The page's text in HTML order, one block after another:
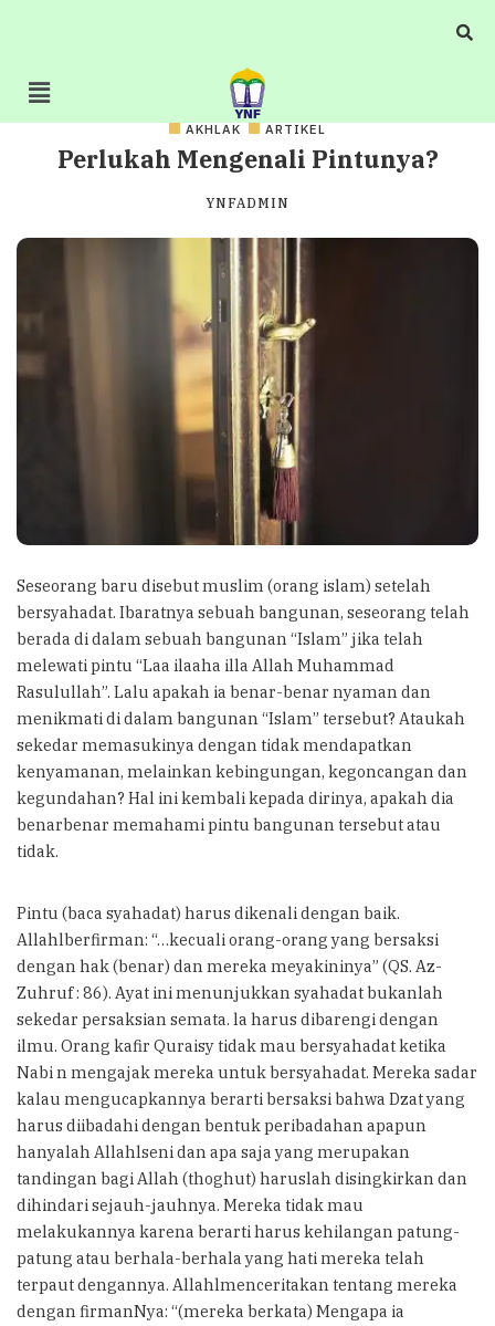
AKHLAK ARTIKEL
Perlukah Mengenali Pintunya?
YNFADMIN
Seseorang baru disebut muslim (orang islam) setelah
bersyahadat. Ibaratnya sebuah bangunan, seseorang telah
berada di dalam sebuah bangunan “Islam” jika telah
melewati pintu “Laa ilaaha illa Allah Muhammad
Rasulullah”. Lalu apakah ia benar-benar nyaman dan
menikmati di dalam bangunan “Islam” tersebut? Ataukah
sekedar memasukinya dengan tidak mendapatkan
kenyamanan, melainkan kebingungan, kegoncangan dan
kegundahan? Hal ini kembali kepada dirinya, apakah dia
benarbenar memahami pintu bangunan tersebut atau
tidak.
Pintu (baca syahadat) harus dikenali dengan baik.
Allahlberfirman: “…kecuali orang-orang yang bersaksi
dengan hak (benar) dan mereka meyakininya” (QS. Az-
Zuhruf : 86). Ayat ini menunjukkan syahadat bukanlah
sekedar persaksian semata. la harus dibarengi dengan
ilmu. Orang kafir Quraisy tidak mau bersyahadat ketika
Nabi n mengajak mereka untuk bersyahadat. Mereka sadar
kalau mengucapkannya berarti bersaksi bahwa Dzat yang
harus diibadahi dengan bentuk peribadahan apapun
hanyalah Allahlseni dan apa saja yang merupakan
tandingan bagi Allah (thoghut) haruslah disingkirkan dan
dihindari sejauh-jauhnya. Mereka tidak mau
melakukannya karena berarti harus kehilangan patung-
patung atau berhala-berhala yang hati mereka telah
terpaut dengannya. Allahlmenceritakan tentang mereka
dengan firmanNya: “(mereka berkata) Mengapa ia